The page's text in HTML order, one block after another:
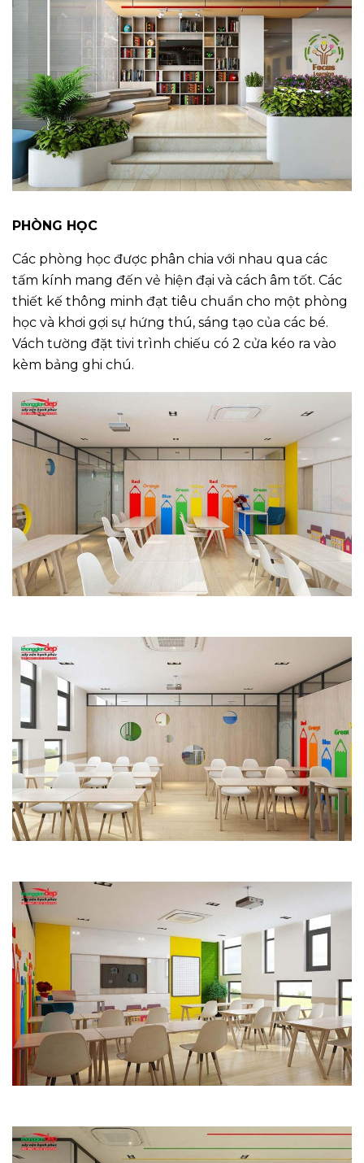
PHÒNG HỌC
Các phòng học được phân chia với nhau qua các
tấm kính mang đến vẻ hiện đại và cách âm tốt. Các
thiết kế thông minh đạt tiêu chuẩn cho một phòng
học và khơi gợi sự hứng thú, sáng tạo của các bé.
Vách tường đặt tivi trình chiếu có 2 cửa kéo ra vào
kèm bảng ghi chú.